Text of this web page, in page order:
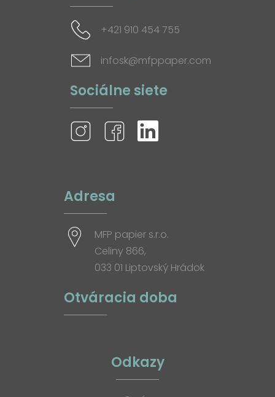
+421 910 454 755
infosk@mfppaper.com
Sociálne siete
Adresa
MFP papier s.r.o.
Celiny 866,
033 01 Liptovský Hrádok
Otváracia doba
Odkazy